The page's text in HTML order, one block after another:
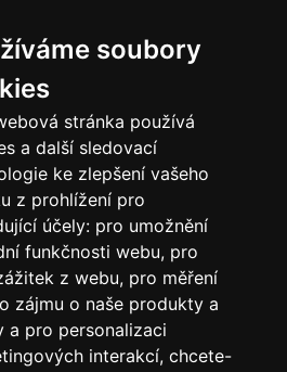
soubory
stránka používá
a další sledovací
ke zlepšení vašeho
z prohlížení pro
účely: pro umožnění
funkčnosti webu, pro
z webu, pro měření
zájmu o naše produkty a
a pro personalizaci
interakcí, chcete-
osázený 30 zirkony (různé
v soupravě s náušnicemi a